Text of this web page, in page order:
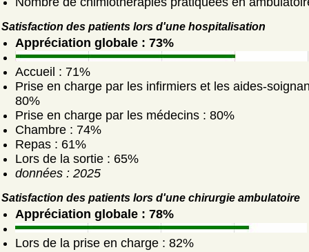
Satisfaction des patients lors d'une hospitalisation
Appréciation globale : 73%
Accueil : 71%
Prise en charge par les infirmiers et les aides-
80%
Prise en charge par les médecins : 80%
Chambre : 74%
Repas : 61%
Lors de la sortie : 65%
données : 2025
Satisfaction des patients lors d'une chirurgie ambulatoire
Appréciation globale : 78%
Lors de la prise en charge : 82%